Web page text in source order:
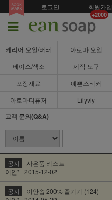
로그인 회원가입
+2000
케리어 오일/버터 아로마 오일
베이스/색소
제작 도구
포장재료
예쁜스티커
아로마디퓨저
Lilyvly
고객 문의(Q&A)
공지
사은품 리스트
이안* | 2015-12-02
공지
이안솝 200% 즐기기 (124)